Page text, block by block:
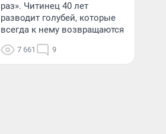
раз». Читинец 40 лет
разводит голубей, которые
всегда к нему возвращаются
7 661 9